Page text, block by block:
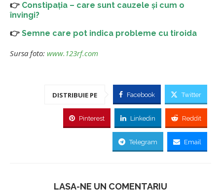
👉 Constipația – care sunt cauzele și cum o
învingi?
👉 Semne care pot indica probleme cu tiroida
Sursa foto: www.123rf.com
DISTRIBUIE PE Facebook Twitter
Pinterest Linkedin Reddit
Telegram Email
LASA-NE UN COMENTARIU